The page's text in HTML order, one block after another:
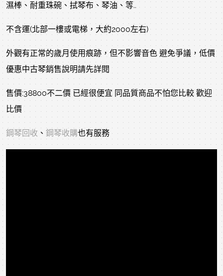
濕棒、耐重珠碗、拭琴布、琴油、等..
不含運(北部一樓或電梯，大約2000左右)
外觀有正常的歲月使用痕跡，但不影響音色 避免爭議，低價
優惠中古琴銷售說明請先詳閱
售價:38800不二價 已經很便宜 同品質商品不怕您比較 歡迎
比價
鋼琴回收 、 鋼琴收購也有服務